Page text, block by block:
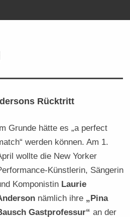
Rücktritt
Grunde hätte es „a perfect
werden können. Am 1.
wollte die New Yorker
Künstlerin, Sängerin
Komponistin Laurie
nämlich ihre „Pina
Gastprofessur“ an der